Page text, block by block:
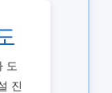
도
진